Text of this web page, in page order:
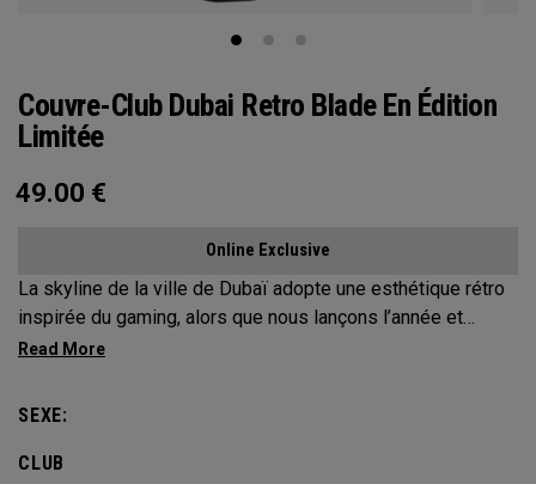
Couvre-Club Dubai Retro Blade En Édition
Limitée
49.00 €
Online Exclusive
La skyline de la ville de Dubaï adopte une esthétique rétro
inspirée du gaming, alors que nous lançons l’année et
donnons le coup d’envoi des Jeux 2026 !
SEXE:
CLUB